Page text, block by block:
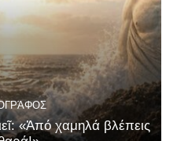
«Ἀπό χαμηλά βλέπεις